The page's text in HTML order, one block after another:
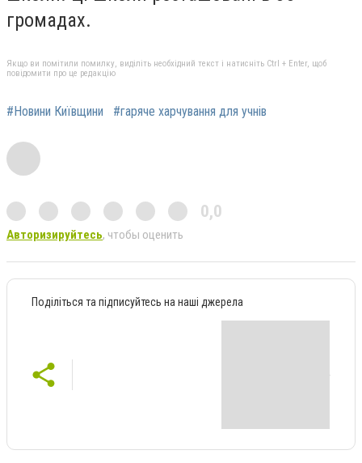
громадах.
Якщо ви помітили помилку, виділіть необхідний текст і натисніть Ctrl + Enter, щоб
повідомити про це редакцію
#Новини Київщини #гаряче харчування для учнів
0,0
Авторизируйтесь, чтобы оценить
Поділіться та підписуйтесь на наші джерела